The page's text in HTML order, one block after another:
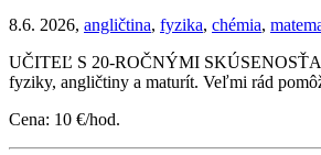
8.6. 2026, angličtina, fyzika, chémia,
UČITEĽ S 20-ROČNÝMI
fyziky, angličtiny a maturít. Veľmi rád
Cena: 10 €/hod.